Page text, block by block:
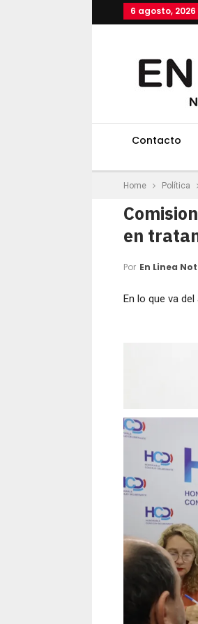
6 agosto, 2026
Contacto
Home Política
en
Por En Linea
En lo que va